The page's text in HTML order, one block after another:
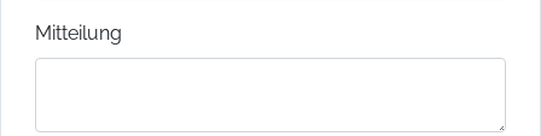
Mitteilung